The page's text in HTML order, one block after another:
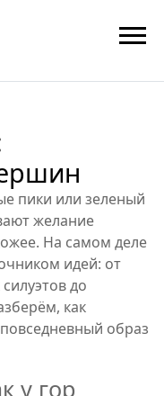
пики или зеленый
желание
На самом деле
идей: от
до
как
образ
у гор